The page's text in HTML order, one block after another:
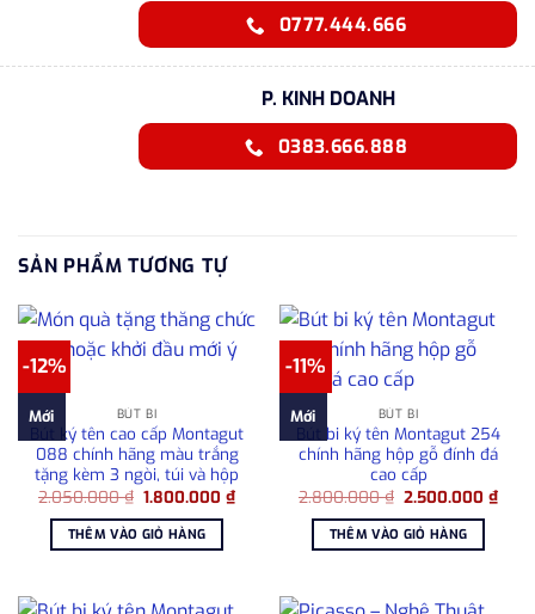
0777.444.666
P. KINH DOANH
0383.666.888
SẢN PHẨM TƯƠNG TỰ
-12%
Mới BÚT BI
Bút ký tên cao cấp Montagut
088 chính hãng màu trắng
tặng kèm 3 ngòi, túi và hộp
2.050.000₫ Giá
là:
2.050.000 ₫.
1.800.000₫Giá
hiện
1.800.000 ₫.
THÊM VÀO GIỎ HÀNG
-11%
Mới BÚT BI
Bút bi ký tên Montagut 254
chính hãng hộp gỗ đính đá
cao cấp
2.800.000₫ Giá
là:
2.800.000 ₫.
2.500.000₫Giá
hiện
THÊM VÀO GIỎ HÀNG